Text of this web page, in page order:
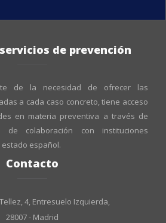
de prevención
de la necesidad de ofrecer las
a cada caso concreto, tiene acceso
en materia preventiva a través de
de colaboración con instituciones
español.
Contacto
4, Entresuelo Izquierda,
28007 - Madrid